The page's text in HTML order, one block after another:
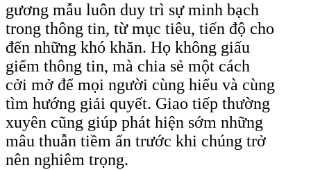
gương mẫu luôn duy trì sự minh bạch
trong thông tin, từ mục tiêu, tiến độ cho
đến những khó khăn. Họ không giấu
giếm thông tin, mà chia sẻ một cách
cởi mở để mọi người cùng hiểu và cùng
tìm hướng giải quyết. Giao tiếp thường
xuyên cũng giúp phát hiện sớm những
mâu thuẫn tiềm ẩn trước khi chúng trở
nên nghiêm trọng.